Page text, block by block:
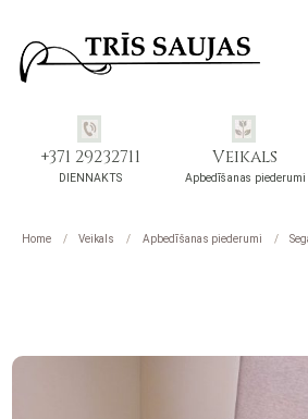
+371 29232711
DIENNAKTS
Veikals
Apbedīšanas piederumi
Home Veikals Apbedīšanas piederumi